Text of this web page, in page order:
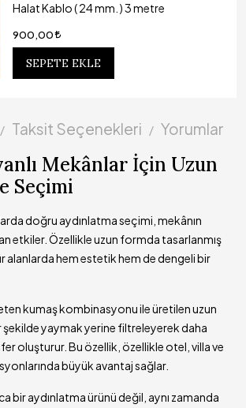
Halat Kablo ( 24 mm. ) 3 metre
900,00
SEPETE EKLE
Taksit Seçenekleri Yorumlar
Mekânlar İçin Uzun
Seçimi
doğru aydınlatma seçimi, mekânın
etkiler. Özellikle uzun formda tasarlanmış
alanlarda hem estetik hem de dengeli bir
kumaş kombinasyonu ile üretilen uzun
şekilde yaymak yerine filtreleyerek daha
oluşturur. Bu özellik, özellikle otel, villa ve
büyük avantaj sağlar.
bir aydınlatma ürünü değil, aynı zamanda